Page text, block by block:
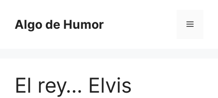
contenido
Algo de Humor Menú
El rey… Elvis